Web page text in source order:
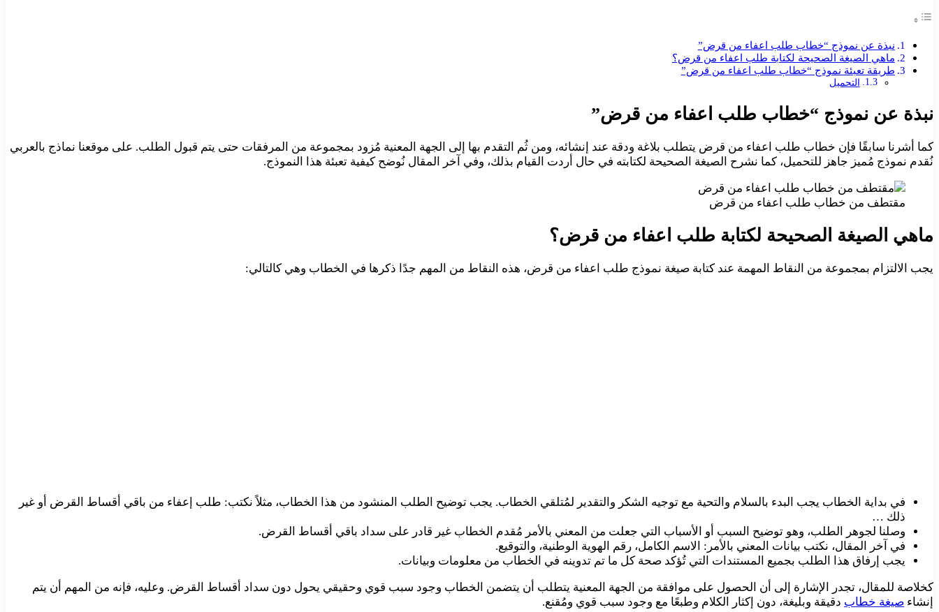
نبذة عن نموذج “خطاب طلب اعفاء من قرض”
ماهي الصيغة الصحيحة لكتابة طلب اعفاء من قرض؟
طريقة تعبئة نموذج “خطاب طلب اعفاء من قرض”
التحميل
نبذة عن نموذج “خطاب طلب اعفاء من قرض”
كما أشرنا سابقًا فإن خطاب طلب اعفاء من قرض يتطلب بلاغة ودقة عند إنشائه، ومن ثُم التقدم بها إلى الجهة المعنية مُزود بمجموعة من المرفقات حتى يتم قبول الطلب. على موقعنا نماذج بالعربي
نُقدم نموذج مُميز جاهز للتحميل، كما نشرح الصيغة الصحيحة لكتابته في حال أردت القيام بذلك، وفي آخر المقال نُوضح كيفية تعبئة هذا النموذج.
مقتطف من خطاب طلب اعفاء من قرض
ماهي الصيغة الصحيحة لكتابة طلب اعفاء من قرض؟
يجب الالتزام بمجموعة من النقاط المهمة عند كتابة صيغة نموذج طلب اعفاء من قرض، هذه النقاط من المهم جدًا ذكرها في الخطاب وهي كالتالي:
في بداية الخطاب يجب البدء بالسلام والتحية مع توجيه الشكر والتقدير لمُتلقي الخطاب. يجب توضيح الطلب المنشود من هذا الخطاب، مثلاً نكتب: طلب إعفاء من باقي أقساط القرض أو غير
ذلك …
وصلنا لجوهر الطلب، وهو توضيح السبب أو الأسباب التي جعلت من المعني بالأمر مُقدم الخطاب غير قادر على سداد باقي أقساط القرض.
في آخر المقال، نكتب بيانات المعني بالأمر: الاسم الكامل، رقم الهوية الوطنية، والتوقيع.
يجب إرفاق هذا الطلب بجميع المستندات التي تُؤكد صحة كل ما تم تدوينه في الخطاب من معلومات وبيانات.
كخلاصة للمقال، تجدر الإشارة إلى أن الحصول على موافقة من الجهة المعنية يتطلب أن يتضمن الخطاب وجود سبب قوي وحقيقي يحول دون سداد أقساط القرض. وعليه، فإنه من المهم أن يتم
إنشاء صيغة خطاب دقيقة وبليغة، دون إكثار الكلام وطبعًا مع وجود سبب قوي ومُقنع.